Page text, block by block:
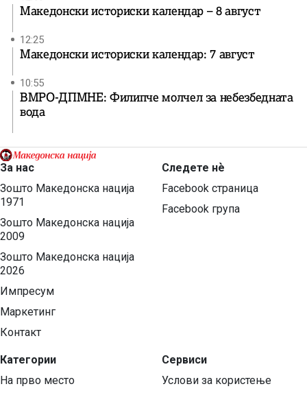
Македонски историски календар – 8 август
12:25
Македонски историски календар: 7 август
10:55
ВМРО-ДПМНЕ: Филипче молчел за небезбедната
вода
За нас
Зошто Македонска нација
1971
Зошто Македонска нација
2009
Зошто Македонска нација
2026
Импресум
Маркетинг
Контакт
Категории
На прво место
Следете нѐ
Facebook страница
Facebook група
Сервиси
Услови за користење